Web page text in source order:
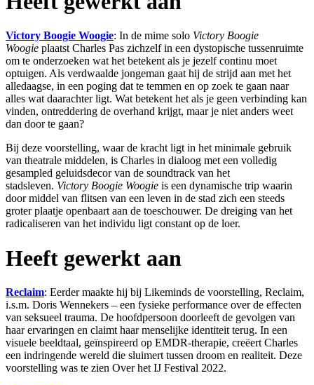
Victory Boogie Woogie: In de mime solo Victory Boogie
Woogie plaatst Charles Pas zichzelf in een dystopische tussenruimte
om te onderzoeken wat het betekent als je jezelf continu moet
optuigen. Als verdwaalde jongeman gaat hij de strijd aan met het
alledaagse, in een poging dat te temmen en op zoek te gaan naar
alles wat daarachter ligt. Wat betekent het als je geen verbinding kan
vinden, ontreddering de overhand krijgt, maar je niet anders weet
dan door te gaan?
Bij deze voorstelling, waar de kracht ligt in het minimale gebruik
van theatrale middelen, is Charles in dialoog met een volledig
gesampled geluidsdecor van de soundtrack van het
stadsleven. Victory Boogie Woogie is een dynamische trip waarin
door middel van flitsen van een leven in de stad zich een steeds
groter plaatje openbaart aan de toeschouwer. De dreiging van het
radicaliseren van het individu ligt constant op de loer.
Heeft gewerkt aan
Reclaim: Eerder maakte hij bij Likeminds de voorstelling, Reclaim,
i.s.m. Doris Wennekers – een fysieke performance over de effecten
van seksueel trauma. De hoofdpersoon doorleeft de gevolgen van
haar ervaringen en claimt haar menselijke identiteit terug. In een
visuele beeldtaal, geïnspireerd op EMDR-therapie, creëert Charles
een indringende wereld die sluimert tussen droom en realiteit. Deze
voorstelling was te zien Over het IJ Festival 2022.